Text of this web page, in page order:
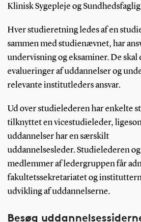
Klinisk Sygepleje og
Hver studieretning ledes af en
sammen med studienævnet, har
undervisning og eksaminer. De skal
evalueringer af uddannelser og
relevante institutleders ansvar.
Ud over studielederen har enkelte
tilknyttet en vicestudieleder,
uddannelser har en særskilt
uddannelsesleder. Studielederen
medlemmer af ledergruppen får
fakultetssekretariatet og
udvikling af uddannelserne.
Besøg